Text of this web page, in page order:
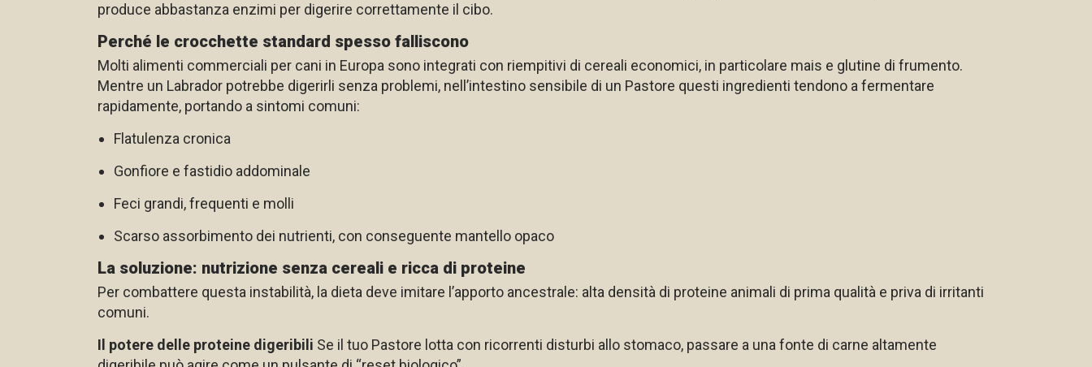
produce abbastanza enzimi per digerire correttamente il cibo.
Perché le crocchette standard spesso falliscono
Molti alimenti commerciali per cani in Europa sono integrati con riempitivi di cereali economici, in particolare mais e glutine di frumento.
Mentre un Labrador potrebbe digerirli senza problemi, nell’intestino sensibile di un Pastore questi ingredienti tendono a fermentare
rapidamente, portando a sintomi comuni:
Flatulenza cronica
Gonfiore e fastidio addominale
Feci grandi, frequenti e molli
Scarso assorbimento dei nutrienti, con conseguente mantello opaco
La soluzione: nutrizione senza cereali e ricca di proteine
Per combattere questa instabilità, la dieta deve imitare l’apporto ancestrale: alta densità di proteine animali di prima qualità e priva di irritanti
comuni.
Il potere delle proteine digeribili Se il tuo Pastore lotta con ricorrenti disturbi allo stomaco, passare a una fonte di carne altamente